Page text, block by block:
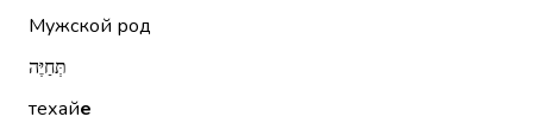
Мужской род
תְּחַיֶּה
техайе